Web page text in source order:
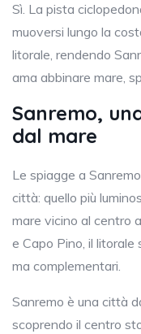
Sì. La pista
muoversi lungo la
litorale, rendendo
ama abbinare mare,
Sanremo,
dal mare
Le spiagge a
città: quello più
mare vicino al centro
e Capo Pino, il
ma complementari.
Sanremo è una città
scoprendo il centro